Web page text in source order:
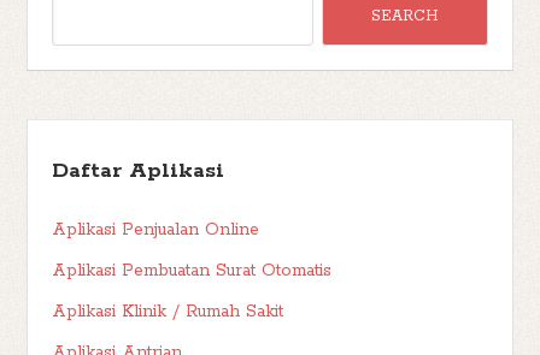
Daftar Aplikasi
Aplikasi Penjualan Online
Aplikasi Pembuatan Surat Otomatis
Aplikasi Klinik / Rumah Sakit